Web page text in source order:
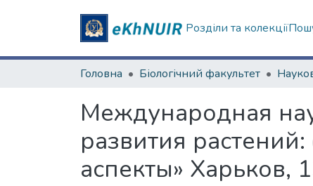
Розділи та колекції
Головна Біологічний факультет
Международная
развития
аспекты» Харьков,